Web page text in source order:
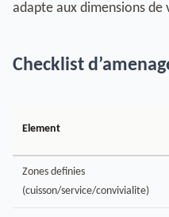
adapte aux dimensions de
Checklist
Element
Zones definies
(cuisson/service/convivialite)